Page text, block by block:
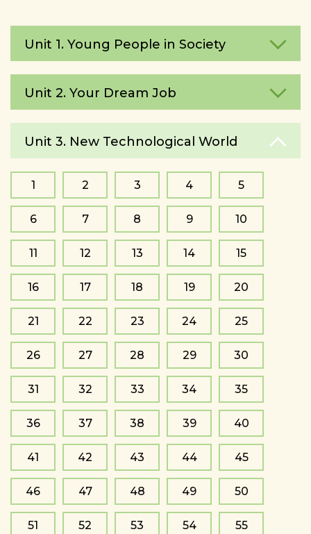
Unit 1. Young People in Society
Unit 2. Your Dream Job
Unit 3. New Technological World
1 2 3 4 5
6 7 8 9 10
11 12 13 14 15
16 17 18 19 20
21 22 23 24 25
26 27 28 29 30
31 32 33 34 35
36 37 38 39 40
41 42 43 44 45
46 47 48 49 50
51 52 53 54 55